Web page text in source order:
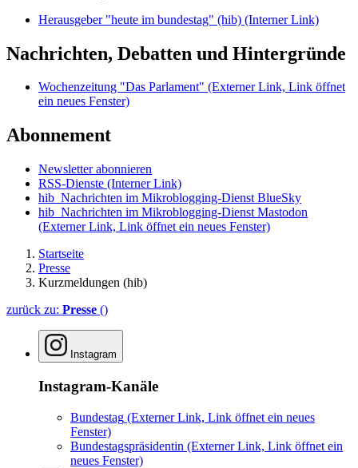
Herausgeber "heute im bundestag" (hib) (Interner Link)
Nachrichten, Debatten und Hintergründe
Wochenzeitung "Das Parlament" (Externer Link, Link öffnet
ein neues Fenster)
Abonnement
Newsletter abonnieren
RSS-Dienste (Interner Link)
hib_Nachrichten im Mikroblogging-Dienst BlueSky
hib_Nachrichten im Mikroblogging-Dienst Mastodon
(Externer Link, Link öffnet ein neues Fenster)
Startseite
Presse
Kurzmeldungen (hib)
zurück zu: Presse ()
Instagram
Instagram-Kanäle
Bundestag (Externer Link, Link öffnet ein neues
Fenster)
Bundestagspräsidentin (Externer Link, Link öffnet ein
neues Fenster)